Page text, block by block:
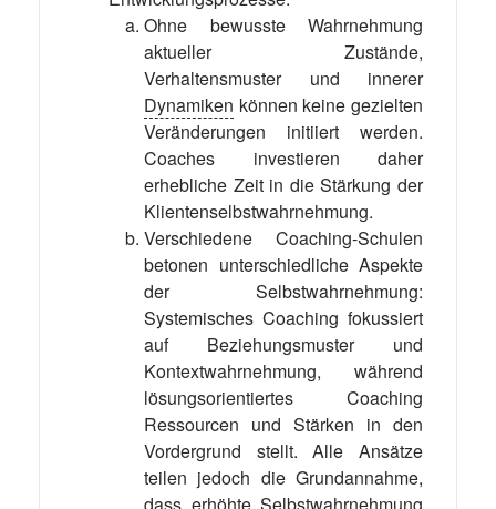
Ohne bewusste Wahrnehmung
aktueller Zustände,
Verhaltensmuster und innerer
Dynamiken können keine gezielten
Veränderungen initiiert werden.
Coaches investieren daher
erhebliche Zeit in die Stärkung der
Klientenselbstwahrnehmung.
Verschiedene Coaching-Schulen
betonen unterschiedliche Aspekte
der Selbstwahrnehmung:
Systemisches Coaching fokussiert
auf Beziehungsmuster und
Kontextwahrnehmung, während
lösungsorientiertes Coaching
Ressourcen und Stärken in den
Vordergrund stellt. Alle Ansätze
teilen jedoch die Grundannahme,